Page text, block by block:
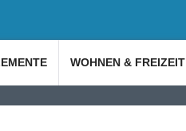
WOHNEN & FREIZEIT